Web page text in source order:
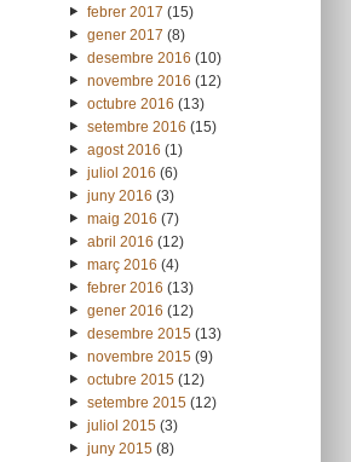
febrer 2017 (15)
gener 2017 (8)
desembre 2016 (10)
novembre 2016 (12)
octubre 2016 (13)
setembre 2016 (15)
agost 2016 (1)
juliol 2016 (6)
juny 2016 (3)
maig 2016 (7)
abril 2016 (12)
març 2016 (4)
febrer 2016 (13)
gener 2016 (12)
desembre 2015(13)
novembre 2015(9)
octubre 2015(12)
setembre 2015(12)
juliol 2015(3)
juny 2015(8)